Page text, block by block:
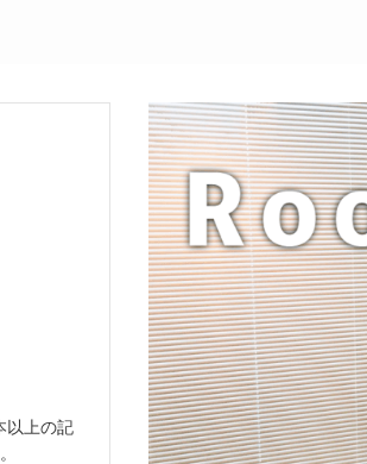
以上の記